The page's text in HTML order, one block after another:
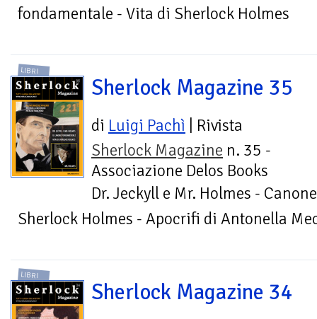
fondamentale - Vita di Sherlock Holmes
LIBRI
Sherlock Magazine 35
di Luigi Pachì | Rivista
Sherlock Magazine n. 35 -
Associazione Delos Books
Dr. Jeckyll e Mr. Holmes -
Sherlock Holmes - Apocrifi di Antonella
LIBRI
Sherlock Magazine 34